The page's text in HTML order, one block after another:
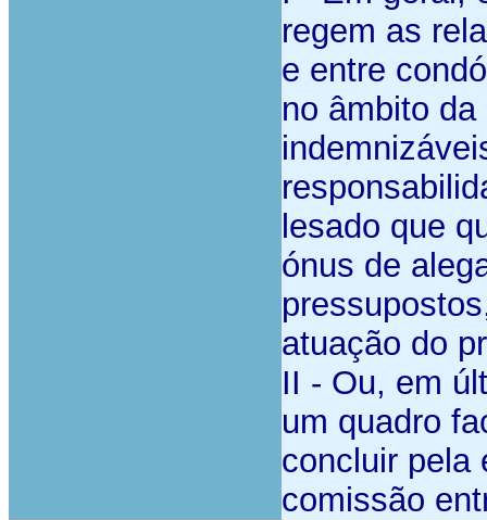
regem as
e entre
no âmbito
lesado que
ónus de
atuação do
II - Ou, em
um quadro
concluir pela
comissão